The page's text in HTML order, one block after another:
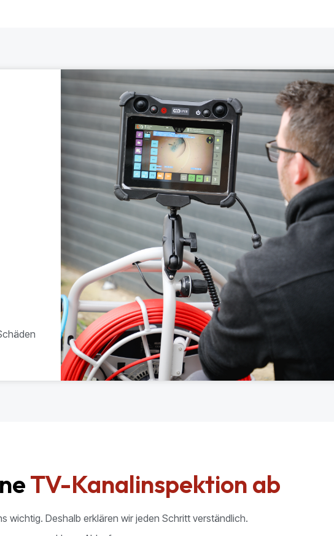
TV-Kanalinspektion ab
wichtig. Deshalb erklären wir jeden Schritt verständlich.